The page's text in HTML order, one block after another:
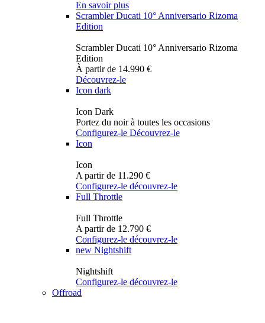
En savoir plus
Scrambler Ducati 10° Anniversario Rizoma
Edition
Scrambler Ducati 10° Anniversario Rizoma
Edition
À partir de 14.990 €
Découvrez-le
Icon dark
Icon Dark
Portez du noir à toutes les occasions
Configurez-le Découvrez-le
Icon
Icon
A partir de 11.290 €
Configurez-le découvrez-le
Full Throttle
Full Throttle
A partir de 12.790 €
Configurez-le découvrez-le
new Nightshift
Nightshift
Configurez-le découvrez-le
Offroad